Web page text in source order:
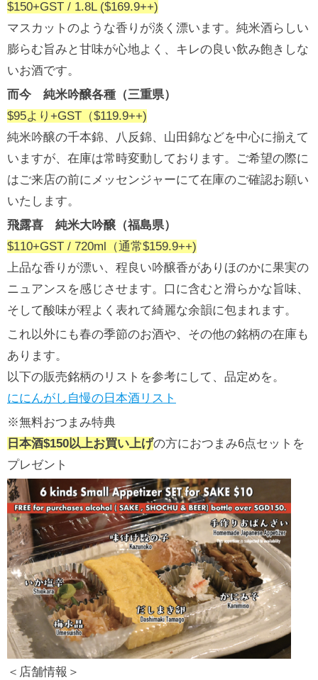
$150+GST / 1.8L ($169.9++)
マスカットのような香りが淡く漂います。純米酒らしい
膨らむ旨みと甘味が心地よく、キレの良い飲み飽きしな
いお酒です。
而今 純米吟醸各種（三重県）
$95より+GST（$119.9++)
純米吟醸の千本錦、八反錦、山田錦などを中心に揃えて
いますが、在庫は常時変動しております。ご希望の際に
はご来店の前にメッセンジャーにて在庫のご確認お願い
いたします。
飛露喜 純米大吟醸（福島県）
$110+GST / 720ml（通常$159.9++)
上品な香りが漂い、程良い吟醸香がありほのかに果実の
ニュアンスを感じさせます。口に含むと滑らかな旨味、
そして酸味が程よく表れて綺麗な余韻に包まれます。
これ以外にも春の季節のお酒や、その他の銘柄の在庫も
あります。
以下の販売銘柄のリストを参考にして、品定めを。
ににんがし自慢の日本酒リスト
※無料おつまみ特典
日本酒$150以上お買い上げの方におつまみ6点セットを
プレゼント
＜店舗情報＞